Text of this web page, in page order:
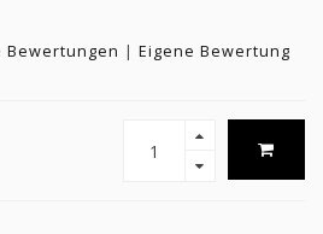
Bewertungen | Eigene Bewertung